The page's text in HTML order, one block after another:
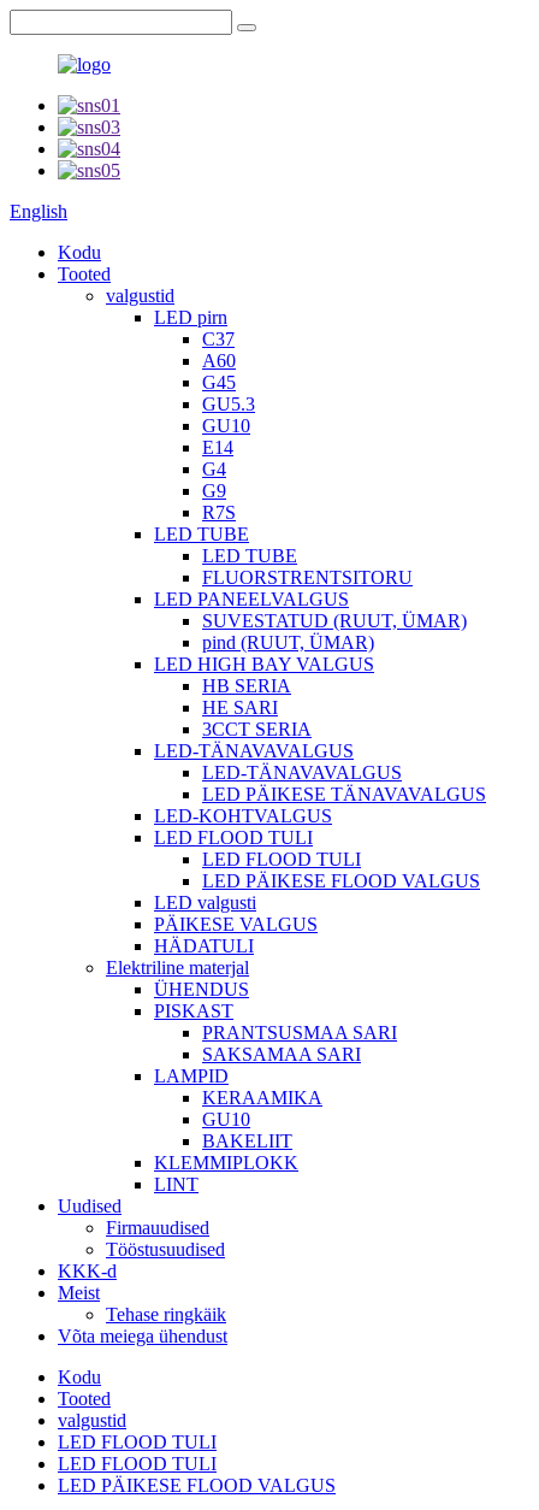
English
Kodu
Tooted
valgustid
LED pirn
C37
A60
G45
GU5.3
GU10
E14
G4
G9
R7S
LED TUBE
LED TUBE
FLUORSTRENTSITORU
LED PANEELVALGUS
SUVESTATUD (RUUT, ÜMAR)
pind (RUUT, ÜMAR)
LED HIGH BAY VALGUS
HB SERIA
HE SARI
3CCT SERIA
LED-TÄNAVAVALGUS
LED-TÄNAVAVALGUS
LED PÄIKESE TÄNAVAVALGUS
LED-KOHTVALGUS
LED FLOOD TULI
LED FLOOD TULI
LED PÄIKESE FLOOD VALGUS
LED valgusti
PÄIKESE VALGUS
HÄDATULI
Elektriline materjal
ÜHENDUS
PISKAST
PRANTSUSMAA SARI
SAKSAMAA SARI
LAMPID
KERAAMIKA
GU10
BAKELIIT
KLEMMIPLOKK
LINT
Uudised
Firmauudised
Tööstusuudised
KKK-d
Meist
Tehase ringkäik
Võta meiega ühendust
Kodu
Tooted
valgustid
LED FLOOD TULI
LED FLOOD TULI
LED PÄIKESE FLOOD VALGUS